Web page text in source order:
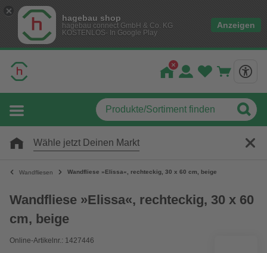
hagebau shop
hagebau connect GmbH & Co. KG
KOSTENLOS- In Google Play
Anzeigen
Wähle jetzt Deinen Markt
Wandfliesen Wandfliese »Elissa«, rechteckig, 30 x 60 cm, beige
Wandfliese »Elissa«, rechteckig, 30 x 60
cm, beige
Online-Artikelnr.: 1427446